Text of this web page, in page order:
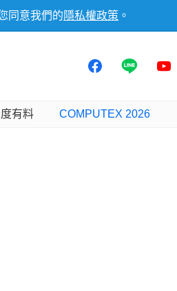
同意我們的 隱私權政策 。
有料 COMPUTEX 2026